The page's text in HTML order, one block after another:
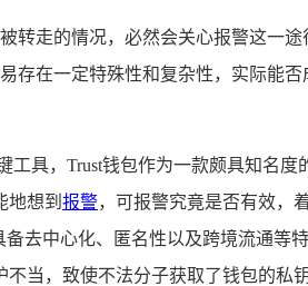
转走的情况，必然会关心报警这一
在一定特殊性和复杂性，实际能
具，Trust钱包作为一款颇具知名
地想到 报警，可报警究竟是否有效，
去中心化、匿名性以及跨境流通等
当，致使不法分子获取了钱包的